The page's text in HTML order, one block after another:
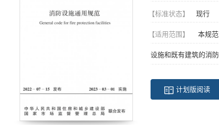
【标准状态】 现行
【适用范围】 本规
设施和既有建筑的消
计划版阅读